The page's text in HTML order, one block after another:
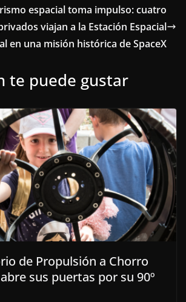
espacial toma impulso: cuatro
viajan a la Estación Espacial
en una misión histórica de SpaceX
te puede gustar
de Propulsión a Chorro
sus puertas por su 90º